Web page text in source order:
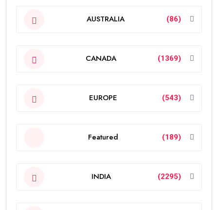
AUSTRALIA (86)
CANADA (1369)
EUROPE (543)
Featured (189)
INDIA (2295)